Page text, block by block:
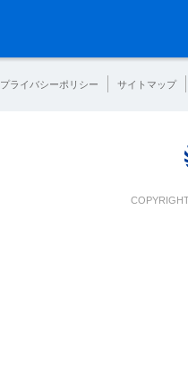
プライバシーポリシー サイトマップ